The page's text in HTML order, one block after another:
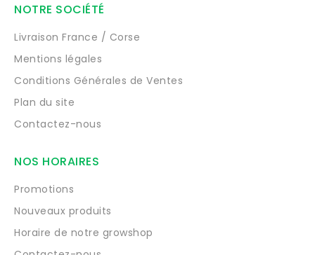
NOTRE SOCIÉTÉ
Livraison France / Corse
Mentions légales
Conditions Générales de Ventes
Plan du site
Contactez-nous
NOS HORAIRES
Promotions
Nouveaux produits
Horaire de notre growshop